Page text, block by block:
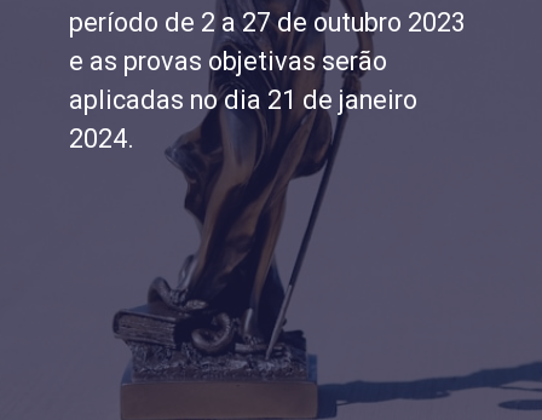
período de 2 a 27 de outubro 2023
e as provas objetivas serão
aplicadas no dia 21 de janeiro
2024.